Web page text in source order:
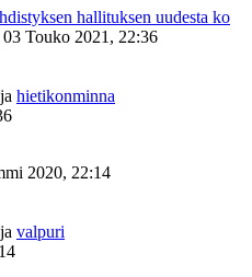
hallituksen uudesta ko
03 Touko 2021, 22:36
hietikonminna
2020, 22:14
valpuri